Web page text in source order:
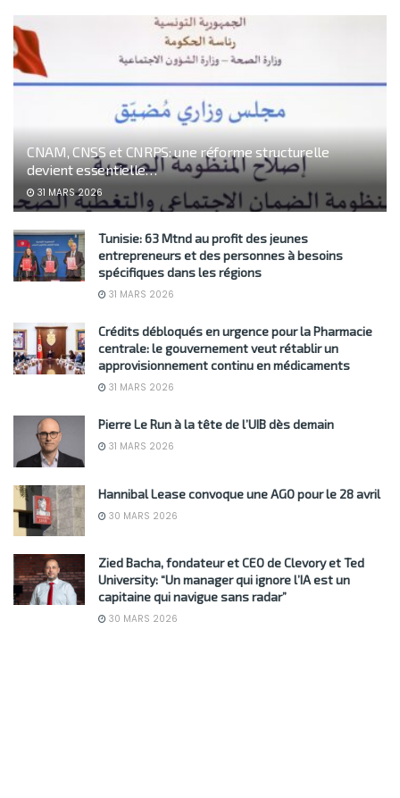
CNAM, CNSS et CNRPS: une réforme structurelle
devient essentielle…
31 MARS 2026
Tunisie: 63 Mtnd au profit des jeunes
entrepreneurs et des personnes à besoins
spécifiques dans les régions
31 MARS 2026
Crédits débloqués en urgence pour la Pharmacie
centrale: le gouvernement veut rétablir un
approvisionnement continu en médicaments
31 MARS 2026
Pierre Le Run à la tête de l’UIB dès demain
31 MARS 2026
Hannibal Lease convoque une AGO pour le 28 avril
30 MARS 2026
Zied Bacha, fondateur et CEO de Clevory et Ted
University: “Un manager qui ignore l’IA est un
capitaine qui navigue sans radar”
30 MARS 2026